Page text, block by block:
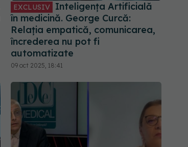
EXCLUSIV
Inteligența Artificială
în medicină. George Curcă:
Relația empatică, comunicarea,
încrederea nu pot fi
automatizate
09 oct 2025, 18:41